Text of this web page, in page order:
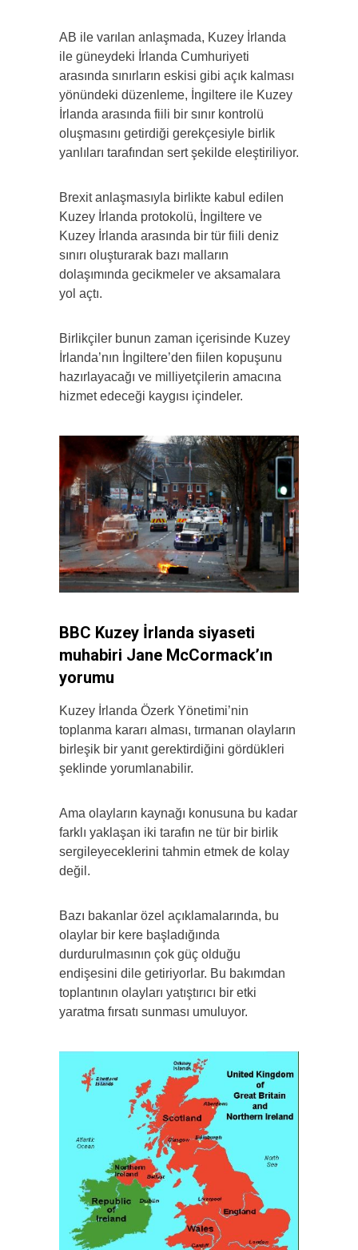
AB ile varılan anlaşmada, Kuzey İrlanda
ile güneydeki İrlanda Cumhuriyeti
arasında sınırların eskisi gibi açık kalması
yönündeki düzenleme, İngiltere ile Kuzey
İrlanda arasında fiili bir sınır kontrolü
oluşmasını getirdiği gerekçesiyle birlik
yanlıları tarafından sert şekilde eleştiriliyor.
Brexit anlaşmasıyla birlikte kabul edilen
Kuzey İrlanda protokolü, İngiltere ve
Kuzey İrlanda arasında bir tür fiili deniz
sınırı oluşturarak bazı malların
dolaşımında gecikmeler ve aksamalara
yol açtı.
Birlikçiler bunun zaman içerisinde Kuzey
İrlanda’nın İngiltere’den fiilen kopuşunu
hazırlayacağı ve milliyetçilerin amacına
hizmet edeceği kaygısı içindeler.
BBC Kuzey İrlanda siyaseti
muhabiri Jane McCormack’ın
yorumu
Kuzey İrlanda Özerk Yönetimi’nin
toplanma kararı alması, tırmanan olayların
birleşik bir yanıt gerektirdiğini gördükleri
şeklinde yorumlanabilir.
Ama olayların kaynağı konusuna bu kadar
farklı yaklaşan iki tarafın ne tür bir birlik
sergileyeceklerini tahmin etmek de kolay
değil.
Bazı bakanlar özel açıklamalarında, bu
olaylar bir kere başladığında
durdurulmasının çok güç olduğu
endişesini dile getiriyorlar. Bu bakımdan
toplantının olayları yatıştırıcı bir etki
yaratma fırsatı sunması umuluyor.